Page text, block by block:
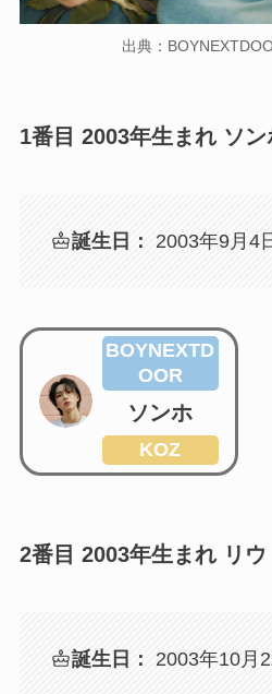
出典：
1番目 2003年生まれ ソン
誕生日： 2003年9月4
BOYNEXTD
OOR
ソンホ
KOZ
2番目 2003年生まれ リウ
誕生日： 2003年10月